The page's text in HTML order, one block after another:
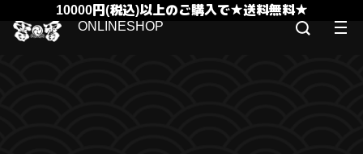
10000円(税込)以上のご購入で★送料無料★
ONLINESHOP